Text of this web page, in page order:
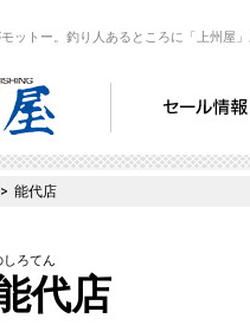
ットー。釣り人あるところに「上州屋」
> 能代店
しろてん
代店